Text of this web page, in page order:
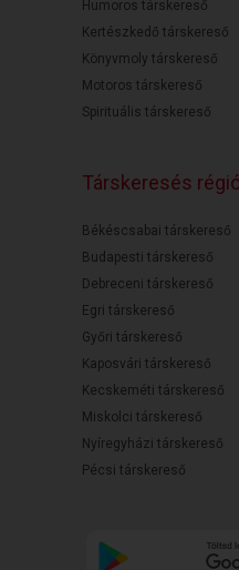
Humoros társkereső
Kertészkedő társkereső
Könyvmoly társkereső
Motoros társkereső
Spirituális társkereső
Társkeresés
Békéscsabai társkereső
Budapesti társkereső
Debreceni társkereső
Egri társkereső
Győri társkereső
Kaposvári társkereső
Kecskeméti társkereső
Miskolci társkereső
Nyíregyházi társkereső
Pécsi társkereső